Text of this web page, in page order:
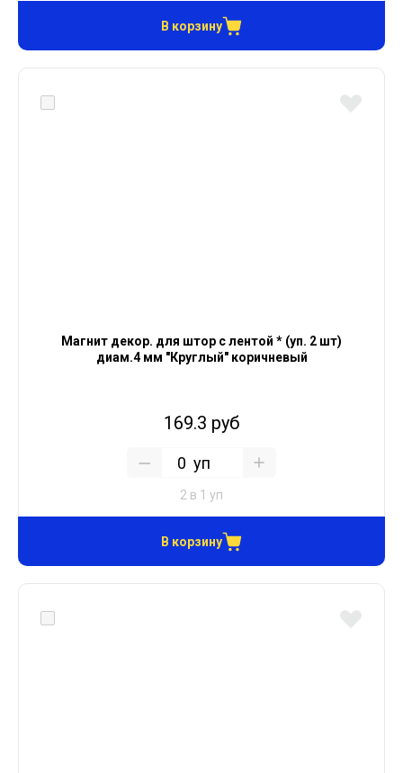
В корзину
Магнит декор. для штор с лентой * (уп. 2 шт)
диам.4 мм "Круглый" коричневый
169.3 руб
уп
2 в 1 уп
В корзину